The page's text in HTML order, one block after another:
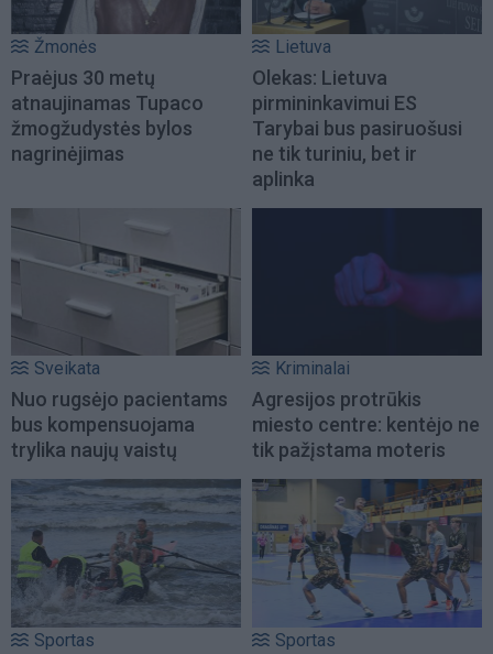
Žmonės
Praėjus 30 metų
atnaujinamas Tupaco
žmogžudystės bylos
nagrinėjimas
Lietuva
Olekas: Lietuva
pirmininkavimui ES
Tarybai bus pasiruošusi
ne tik turiniu, bet ir
aplinka
Sveikata
Nuo rugsėjo pacientams
bus kompensuojama
trylika naujų vaistų
Kriminalai
Agresijos protrūkis
miesto centre: kentėjo ne
tik pažįstama moteris
Sportas Sportas